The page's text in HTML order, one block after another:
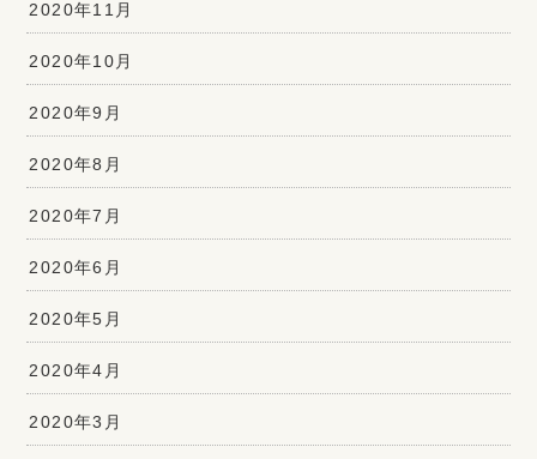
2020年11月
2020年10月
2020年9月
2020年8月
2020年7月
2020年6月
2020年5月
2020年4月
2020年3月